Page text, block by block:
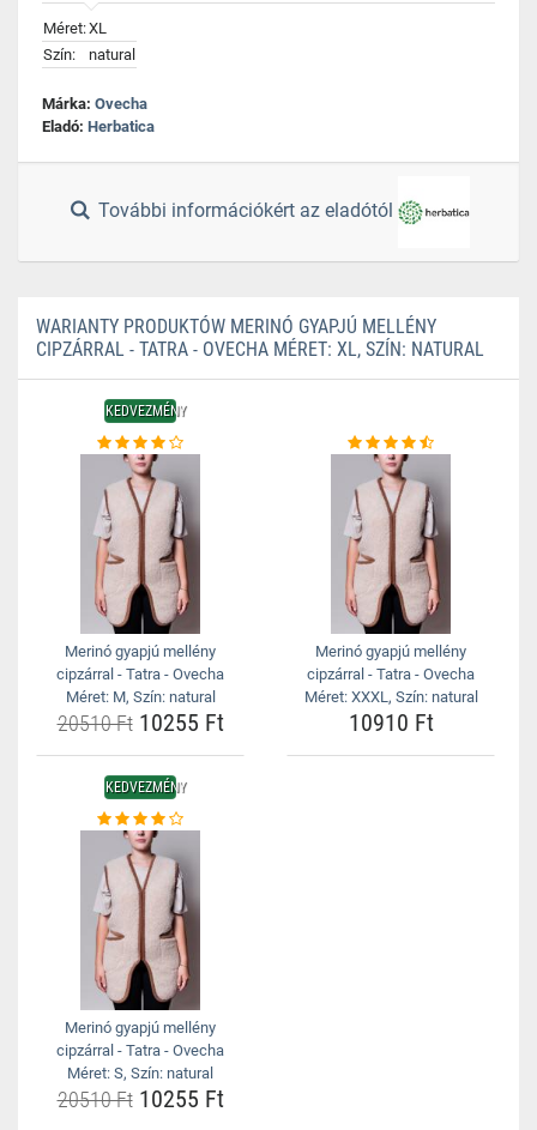
Méret:XL
Szín:
natural
Márka: Ovecha
Eladó: Herbatica
További információkért az eladótól
WARIANTY PRODUKTÓW MERINÓ GYAPJÚ MELLÉNY
CIPZÁRRAL - TATRA - OVECHA MÉRET: XL, SZÍN: NATURAL
KEDVEZMÉNY
Merinó gyapjú mellény
cipzárral - Tatra - Ovecha
Méret: M, Szín: natural
20510 Ft10255 Ft
Merinó gyapjú mellény
cipzárral - Tatra - Ovecha
Méret: XXXL, Szín: natural
10910 Ft
KEDVEZMÉNY
Merinó gyapjú mellény
cipzárral - Tatra - Ovecha
Méret: S, Szín: natural
20510 Ft10255 Ft